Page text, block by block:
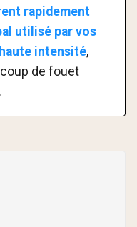
rapidement
utilisé par vos
intensité,
de fouet